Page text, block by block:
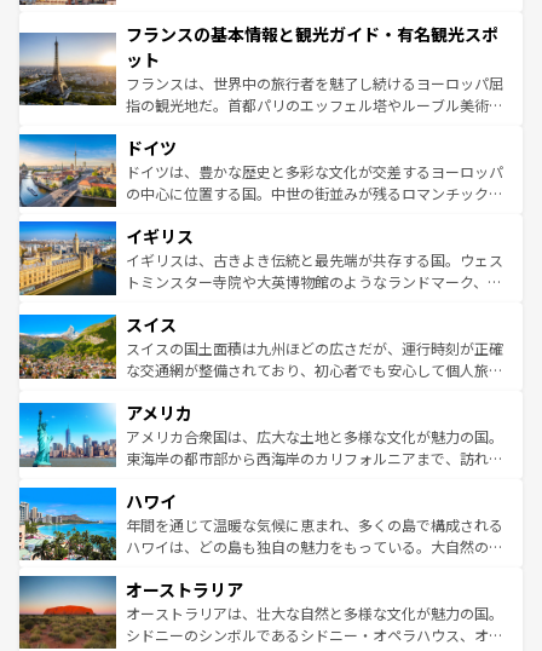
ませてくれるイタリアで、忘れられない旅をしてみよう！
なお、新着のイタリア情報は
しい。
文化が根付くこの国では、情熱的なフラメンコ、熱気あふ
れる闘牛、そして美味しいタパスが生活の一部となってい
る。首都マドリードの洗練された雰囲気や、バルセロナの
アートに溢れた街角から、地方では古代ローマ遺跡や中世
せる。地方によって風土や気候が異なるスペインはその個
性で訪れる人を魅了する。 なお、新着のスペイン情報は コ
ンテンツ一覧を参照してほしい。
フランスの基本情報と観光ガイド・有名観光スポ
ット
フランスは、世界中の旅行者を魅了し続けるヨーロッパ屈
指の観光地だ。首都パリのエッフェル塔やルーブル美術館
で、幅広い魅力が詰まっている。華麗な宮殿、歴史的な大
聖堂、美しいビーチ、そして豊かな自然が、訪れる者を心
から魅了する。また、フランスは美食の国としても知ら
いる。シャンパンの発祥地であるランス、プロヴァンスの
香り高いラベンダー畑など、多彩な楽しみ方が可能だ。さ
らに、パリ以外の地域にも魅力が溢れており、どの街角に
れる地方に足を運ぶとそれぞれで全く異なる文化を体験で
きるだろう。 なお、新着のフランス情報はコンテンツ一覧
を参照してほしい。
ドイツ
ドイツは、豊かな歴史と多彩な文化が交差するヨーロッパ
の中心に位置する国。中世の街並みが残るロマンチック街
顔を持つこの国は、どこを歩いても飽きることがない。ベ
ルリンの文化的活気、バイエルン州のアルプスの絶景、そ
してライン川沿いのワイン畑といった風景は必見。ビール
は、お酒好きな人にはぜひ体験してほしい。 なお、新着の
ドイツ情報はコンテンツ一覧を参照してほしい。
イギリス
イギリスは、古きよき伝統と最先端が共存する国。ウェス
トミンスター寺院や大英博物館のようなランドマーク、歴
リアごとに異なる魅力がある。また、優雅なアフタヌーン
ティー、ビール好きにはたまらない英国パブ、サッカー観
戦など、本場だからこそできる体験も豊富。イギリスを旅
ンツ一覧を参照してほしい。
スイス
スイスの国土面積は九州ほどの広さだが、運行時刻が正確
な交通網が整備されており、初心者でも安心して個人旅行
の建物がそのまま残る町や、スイスならではのユニークな
博物館もあり、アルプス観光だけでなく町歩きも満喫する
ことができる。国民の所得が高いため物価も高いが、旅行
ば市内交通費無料で観光を楽しむこともできる。 なお、新
着のスイス情報はコンテンツ一覧 を参照してほしい。
アメリカ
アメリカ合衆国は、広大な土地と多様な文化が魅力の国。
東海岸の都市部から西海岸のカリフォルニアまで、訪れる
のような巨大都市は、観光、ショッピング、エンターテイ
ンメントが詰まった刺激的なスポットだ。一方、アメリカ
西部には大自然が広がり、グランドキャニオンやイエロー
部のニューオーリンズでは、音楽と美食が融合した独特の
文化が魅力。旅行者はアメリカの各地域で異なる魅力を楽
しみながら、その多様性と豊かな歴史を感じることができ
ハワイ
年間を通じて温暖な気候に恵まれ、多くの島で構成される
ハワイは、どの島も独自の魅力をもっている。大自然の神
ワイ島は見逃せない。また、定番の観光地といえばオアフ
島だが、静かな自然を求めるならマウイ島やカウアイ島が
おすすめ。エメラルドグリーンに輝く海をはじめ、豊かな
オーストラリア
オーストラリアは、壮大な自然と多様な文化が魅力の国。
シドニーのシンボルであるシドニー・オペラハウス、オー